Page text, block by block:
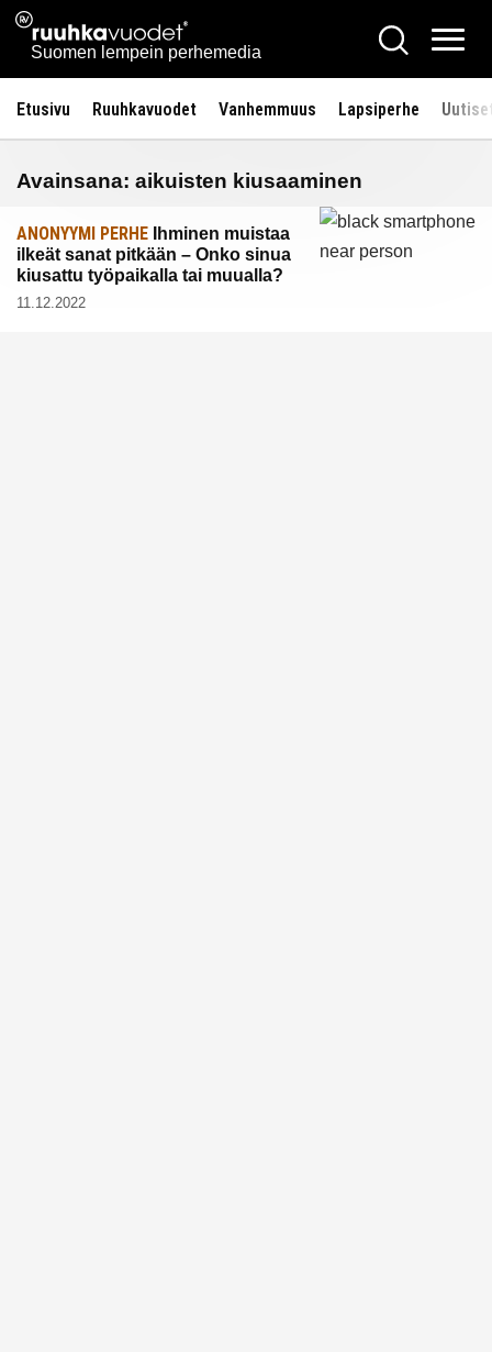
Siirry
sisältöön
Ruuhkavuodet.fi
Suomen lempein perhemedia
Hae
Etusivu Ruuhkavuodet Vanhemmuus Lapsiperhe
Avainsana: aikuisten kiusaaminen
ANONYYMI PERHE Ihminen muistaa
ilkeät sanat pitkään – Onko sinua
kiusattu työpaikalla tai muualla?
11.12.2022